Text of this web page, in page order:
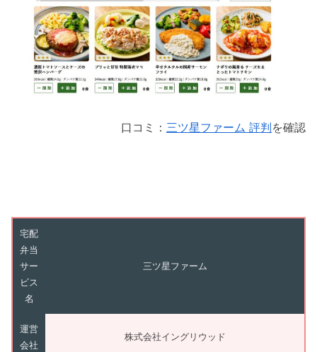
口コミ： 三ツ星ファーム 評判を確認
宅配
弁当
サー
ビス
名
三ツ星ファーム
運営
会社
株式会社イングリウッド